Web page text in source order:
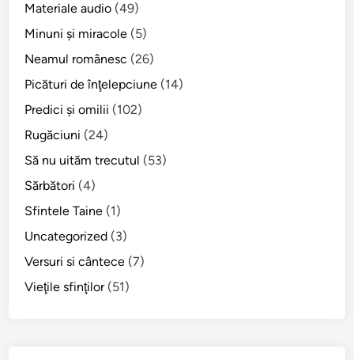
Materiale audio (49)
Minuni şi miracole (5)
Neamul românesc (26)
Picături de înţelepciune (14)
Predici şi omilii (102)
Rugăciuni (24)
Să nu uităm trecutul (53)
Sărbători (4)
Sfintele Taine (1)
Uncategorized (3)
Versuri si cântece (7)
Vieţile sfinţilor(51)